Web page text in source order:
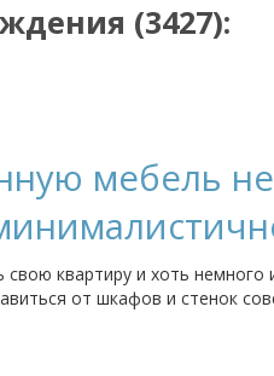
(3427):
мебель
квартиру и хоть немного
от шкафов и стенок
но такой, чтобы была